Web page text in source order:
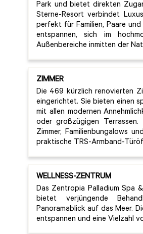
Park und bietet direkten
Sterne-Resort verbindet
perfekt für Familien, Paare
entspannen, sich im
Außenbereiche inmitten der
ZIMMER
Die 469 kürzlich renovierten
eingerichtet. Sie bieten einen
mit allen modernen
oder großzügigen
Zimmer, Familienbungalows
praktische TRS-Armband-
WELLNESS-ZENTRUM
Das Zentropia Palladium Spa
bietet verjüngende
Panoramablick auf das Meer.
entspannen und eine Vielzahl